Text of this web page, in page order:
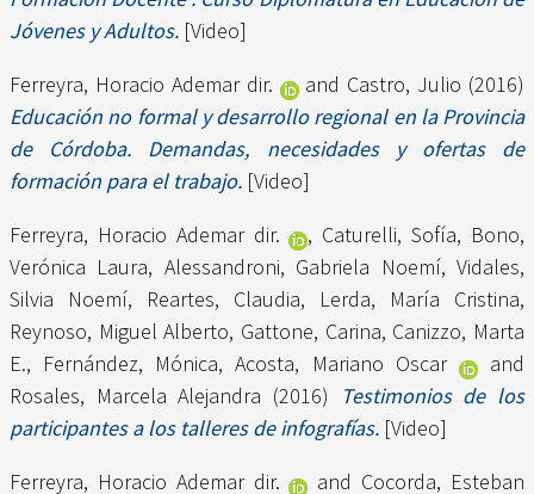
Jóvenes y Adultos. [Video]
Ferreyra, Horacio Ademar dir.
and Castro, Julio (2016)
Educación no formal y desarrollo regional en la Provincia
de Córdoba. Demandas, necesidades y ofertas de
formación para el trabajo. [Video]
Ferreyra, Horacio Ademar dir.
, Caturelli, Sofía, Bono,
Verónica Laura, Alessandroni, Gabriela Noemí,Vidales,
Silvia Noemí, Reartes, Claudia, Lerda, María Cristina,
Reynoso, Miguel Alberto, Gattone, Carina, Canizzo, Marta
E., Fernández, Mónica,Acosta, Mariano Oscar
and
Rosales, Marcela Alejandra (2016)
Testimonios de los
participantes a los talleres de infografías. [Video]
Ferreyra, Horacio Ademar dir.
and Cocorda, Esteban